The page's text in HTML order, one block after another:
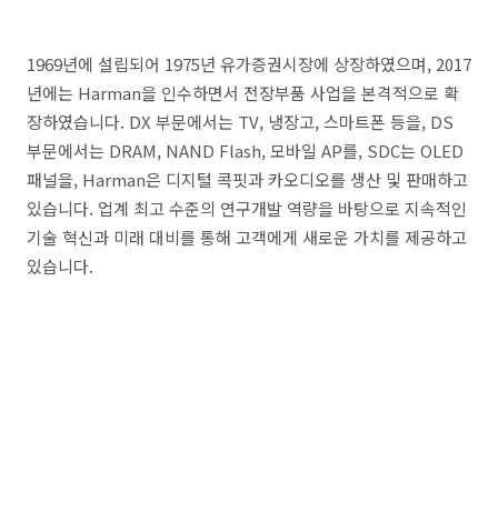
1969년에 설립되어 1975년 유가증권시장에 상장하였으며, 2017
년에는 Harman을 인수하면서 전장부품 사업을 본격적으로 확
장하였습니다. DX 부문에서는 TV, 냉장고, 스마트폰 등을, DS
부문에서는 DRAM, NAND Flash, 모바일 AP를, SDC는 OLED
패널을, Harman은 디지털 콕핏과 카오디오를 생산 및 판매하고
있습니다. 업계 최고 수준의 연구개발 역량을 바탕으로 지속적인
기술 혁신과 미래 대비를 통해 고객에게 새로운 가치를 제공하고
있습니다.